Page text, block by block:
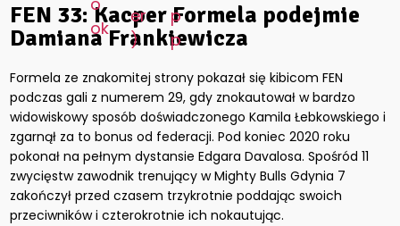
FEN 33: Kacper Formela podejmie
Damiana Frankiewicza
Formela ze znakomitej strony pokazał się kibicom FEN
podczas gali z numerem 29, gdy znokautował w bardzo
widowiskowy sposób doświadczonego Kamila Łebkowskiego i
zgarnął za to bonus od federacji. Pod koniec 2020 roku
pokonał na pełnym dystansie Edgara Davalosa. Spośród 11
zwycięstw zawodnik trenujący w Mighty Bulls Gdynia 7
zakończył przed czasem trzykrotnie poddając swoich
przeciwników i czterokrotnie ich nokautując.